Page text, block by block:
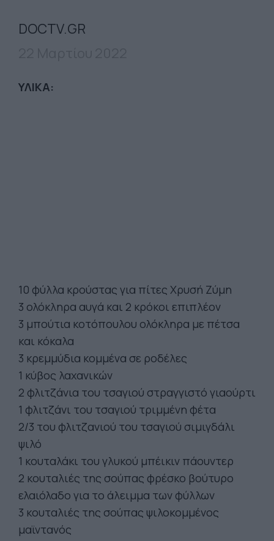
DOCTV.GR
ΥΛΙΚΑ:
10 φύλλα κρούστας για πίτες Xρυσή Ζύμη
3 ολόκληρα αυγά και 2 κρόκοι επιπλέον
3 μπούτια κοτόπουλου ολόκληρα με πέτσα
και κόκαλα
3 κρεμμύδια κομμένα σε ροδέλες
1 κύβος λαχανικών
2 φλιτζάνια του τσαγιού στραγγιστό γιαούρτι
1 φλιτζάνι του τσαγιού τριμμένη φέτα
2/3 του φλιτζανιού του τσαγιού σιμιγδάλι
ψιλό
1 κουταλάκι του γλυκού μπέικιν πάουντερ
2 κουταλιές της σούπας φρέσκο βούτυρο
ελαιόλαδο για το άλειμμα των φύλλων
3 κουταλιές της σούπας ψιλοκομμένος
μαϊντανός